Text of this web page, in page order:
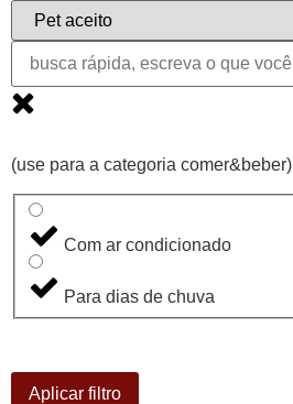
(use para a categoria comer&beber)
Com ar condicionado
Para dias de chuva
Aplicar filtro